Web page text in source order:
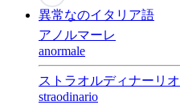
異常なのイタリア語
アノルマーレ
anormale
ストラオルディナーリオ
straodinario